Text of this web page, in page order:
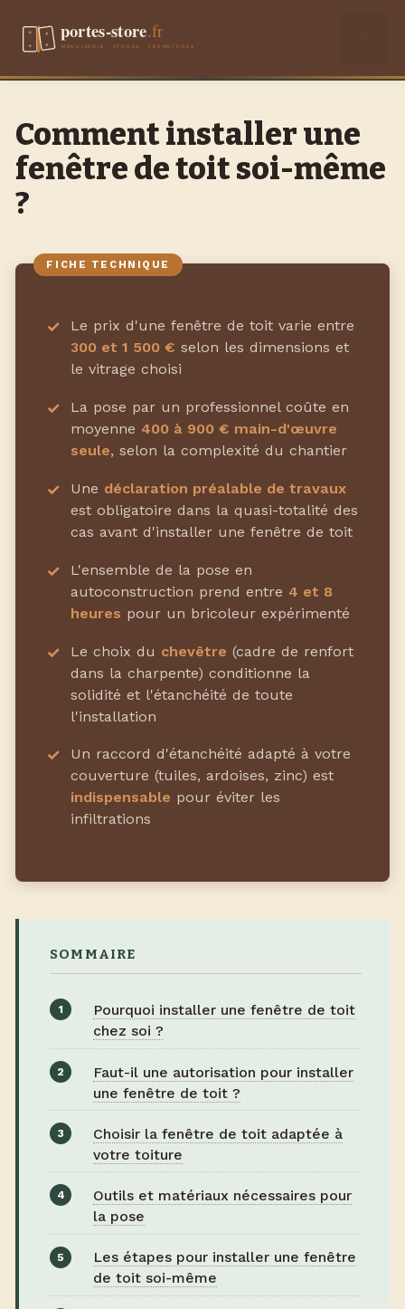
Comment installer une
fenêtre de toit soi-même
?
Le prix d'une fenêtre de toit varie entre
300 et 1 500 € selon les dimensions et
le vitrage choisi
La pose par un professionnel coûte en
moyenne 400 à 900 € main-d'œuvre
seule, selon la complexité du chantier
Une déclaration préalable de travaux
est obligatoire dans la quasi-totalité des
cas avant d'installer une fenêtre de toit
L'ensemble de la pose en
autoconstruction prend entre 4 et 8
heures pour un bricoleur expérimenté
Le choix du chevêtre (cadre de renfort
dans la charpente) conditionne la
solidité et l'étanchéité de toute
l'installation
Un raccord d'étanchéité adapté à votre
couverture (tuiles, ardoises, zinc) est
indispensable pour éviter les
infiltrations
SOMMAIRE
Pourquoi installer une fenêtre de toit
chez soi ?
Faut-il une autorisation pour installer
une fenêtre de toit ?
Choisir la fenêtre de toit adaptée à
votre toiture
Outils et matériaux nécessaires pour
la pose
Les étapes pour installer une fenêtre
de toit soi-même